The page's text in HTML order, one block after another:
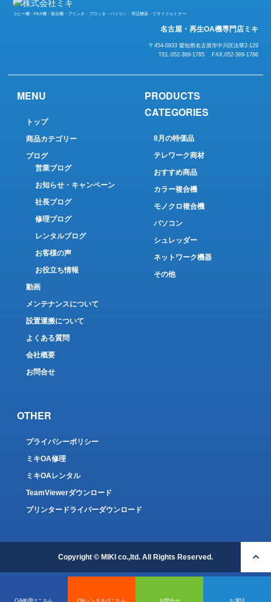
コピー機・FAX機・複合機・プリンタ・プロッタ・パソコン・周辺機器・リサイクルトナー
名古屋・再生OA機専門店ミキ
〒454-0933 愛知県名古屋市中川区法華2-129
TEL.052-369-1785 FAX.052-369-1786
MENU
トップ
商品カテゴリー
ブログ
営業ブログ
お知らせ・キャンペーン
社長ブログ
修理ブログ
レンタルブログ
お客様の声
お役立ち情報
動画
メンテナンスについて
設置運搬について
よくある質問
会社概要
お問合せ
PRODUCTS
CATEGORIES
8月の特価品
テレワーク商材
おすすめ商品
カラー複合機
モノクロ複合機
パソコン
シュレッダー
ネットワーク機器
その他
OTHER
プライバシーポリシー
ミキOA修理
ミキOAレンタル
TeamViewerダウンロード
プリンタードライバーダウンロード
Copyright © MIKI co.,ltd. All Rights Reserved.
OA修理はこちら OAレンタルはこちら お問合せ お電話